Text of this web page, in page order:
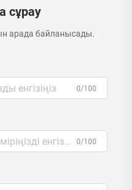
сұрау
арада байланысады.
0/100
0/100